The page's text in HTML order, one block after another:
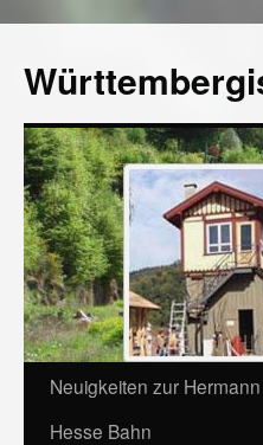
Neuigkeiten zur Hermann
Hesse Bahn